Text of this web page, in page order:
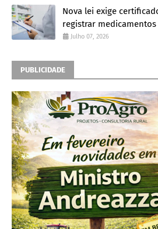
Nova lei exige
registrar
Julho 07, 2026
PUBLICIDADE